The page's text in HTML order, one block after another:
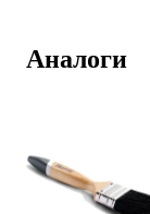
Аналоги